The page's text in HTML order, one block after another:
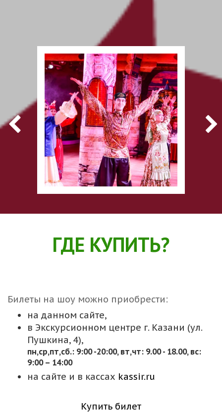
ГДЕ КУПИТЬ?
Билеты на шоу можно приобрести:
на данном сайте,
в Экскурсионном центре г. Казани (ул.
Пушкина, 4),
пн,cр,пт,сб.: 9:00 -20:00, вт,чт: 9.00 - 18.00, вс:
9:00 – 14:00
на сайте и в кассах kassir.ru
Купить билет